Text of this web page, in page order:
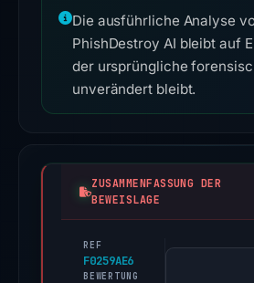
Die ausführliche Analyse
PhishDestroy AI bleibt auf
der ursprüngliche
unverändert bleibt.
ZUSAMMENFASSUNG DER
BEWEISLAGE
REF
F0259AE6
BEWERTUNG
PhishDestroy